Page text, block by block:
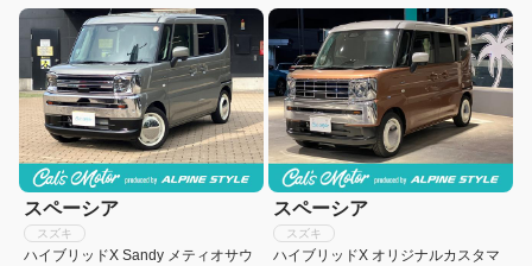
スペーシア
スズキ
ハイブリッドX Sandy メティオサウ
スペーシア
スズキ
ハイブリッドX オリジナルカスタマ